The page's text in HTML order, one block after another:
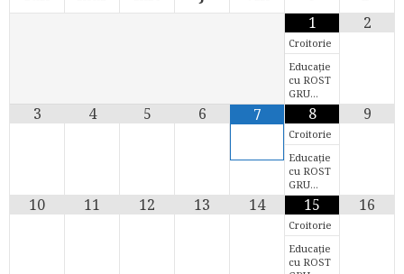
1
Croitorie
Educație
cu ROST
GRU…
2
3 4 5 6 7 8
Croitorie
Educație
cu ROST
GRU…
9
10 11 12 13 14 15
Croitorie
Educație
cu ROST
16